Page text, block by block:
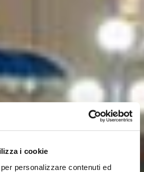
i cookie
personalizzare contenuti ed